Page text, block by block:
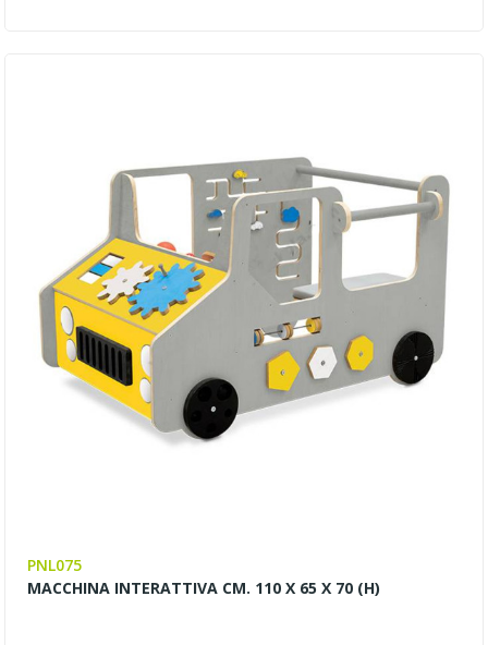
PNL075
MACCHINA INTERATTIVA CM. 110 X 65 X 70 (H)